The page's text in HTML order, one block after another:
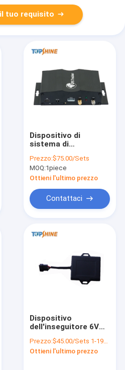
tuo requisito
Dispositivo di
sistema di
tempo reale della
flotta di frequenza
ultraelevata SBMS
GPS per la gestione
dello scuolabus
Prezzo:$75.00/Sets
MOQ:1piece
Ottieni l'ultimo prezzo
Contattaci
Dispositivo
dell'inseguitore 6V
motociclo del Geo-
recinto per la bici
Prezzo:$45.00/Sets 1-199 Sets
Ottieni l'ultimo prezzo